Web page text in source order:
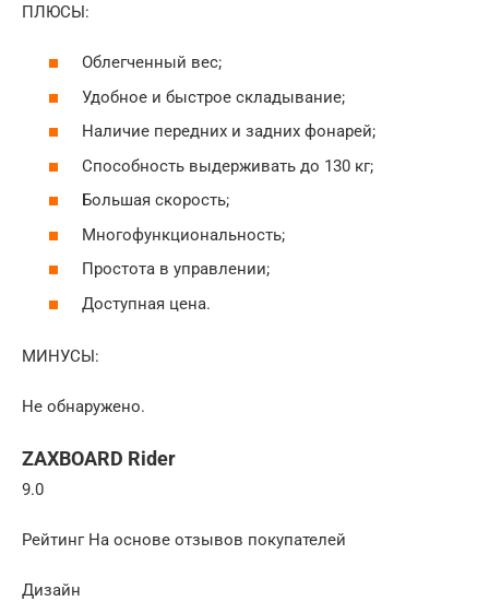
ПЛЮСЫ:
Облегченный вес;
Удобное и быстрое складывание;
Наличие передних и задних фонарей;
Способность выдерживать до 130 кг;
Большая скорость;
Многофункциональность;
Простота в управлении;
Доступная цена.
МИНУСЫ:
Не обнаружено.
ZAXBOARD Rider
9.0
Рейтинг На основе отзывов покупателей
Дизайн